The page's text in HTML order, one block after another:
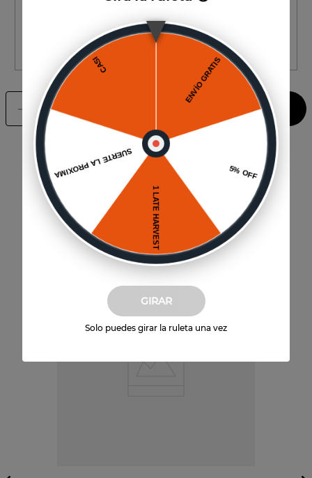
－ Agregar al carrito
También te puede interesar
GIRAR
Solo puedes girar la ruleta una vez